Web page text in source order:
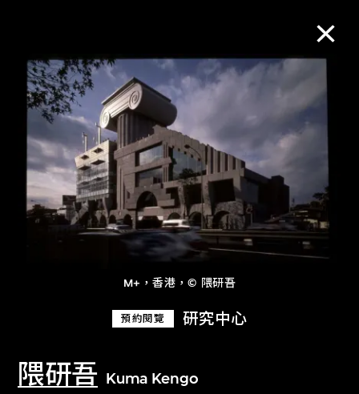
M+，香港，© 隈研吾
預約閱覽 研究中心
隈研吾 Kuma Kengo
M+藏品
進一步篩選
關於M+藏品
文化藏品。